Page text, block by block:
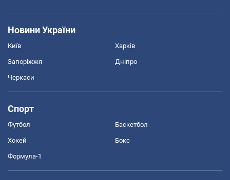
Новини України
Київ Харків
Запоріжжя Дніпро
Черкаси
Спорт
Футбол Баскетбол
Хокей Бокс
Формула-1